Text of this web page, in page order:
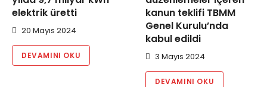
elektrik üretti
20 Mayıs 2024
DEVAMINI OKU
kanun teklifi TBMM
Genel Kurulu’nda
kabul edildi
3 Mayıs 2024
DEVAMINI OKU